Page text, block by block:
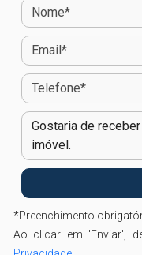
*Preenchimento
Ao clicar em 'Enviar',